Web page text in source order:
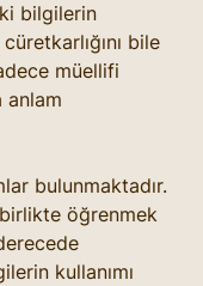
bilgilerin
bile
müellifi
anlam
bulunmaktadır.
birlikte öğrenmek
kullanımı